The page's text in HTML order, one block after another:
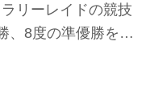
リーレイドの競技
、8度の準優勝を四
2回目。前回は
ルになった話や、